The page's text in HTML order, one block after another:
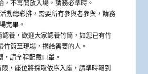
，不再開放入場，請務必準時。
動總彩排，需要所有參與者參與，請務
完畢。
認養，歡迎大家認養竹筒，如您已有竹
竹筒至現場，捐給需要的人。
，請全程配戴口罩。
限，座位將採取依序入座，請準時報到